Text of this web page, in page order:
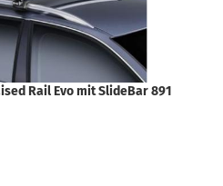
Rail Evo mit SlideBar 891